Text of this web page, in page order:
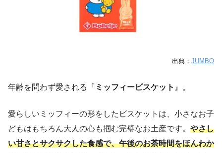
出典： JUMBO
年齢を問わず愛される『 ミッフィービスケット 』。
愛らしいミッフィーの形をしたビスケットは、小さなお子
どもはもちろん大人の心も掴む完璧なお土産です。 やさし
い甘さとサクサクした食感で、午後のお茶時間をほんわか